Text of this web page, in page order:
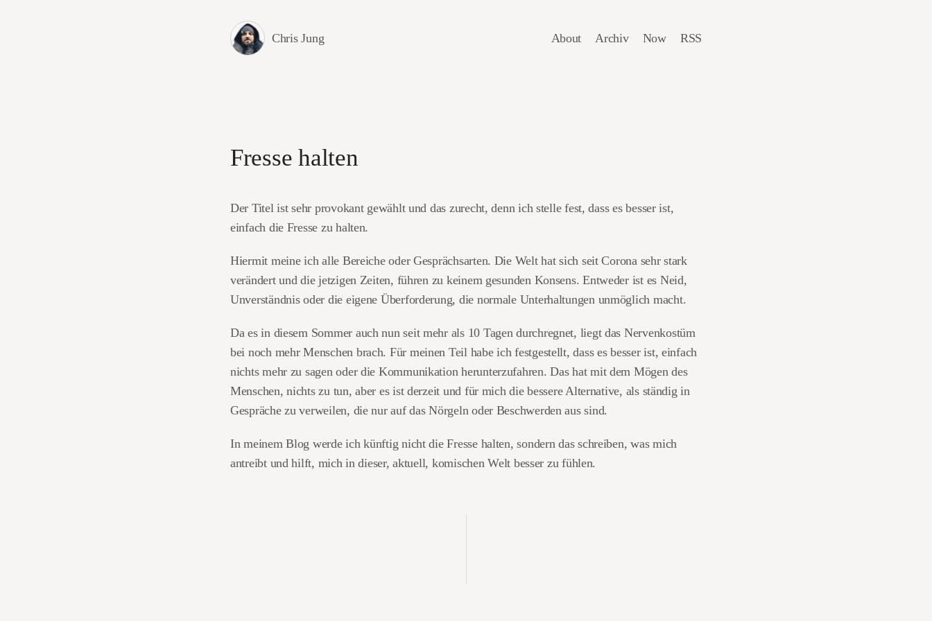
Chris Jung About Archiv Now RSS
Fresse halten
Der Titel ist sehr provokant gewählt und das zurecht, denn ich stelle fest, dass es besser ist,
einfach die Fresse zu halten.
Hiermit meine ich alle Bereiche oder Gesprächsarten. Die Welt hat sich seit Corona sehr stark
verändert und die jetzigen Zeiten, führen zu keinem gesunden Konsens. Entweder ist es Neid,
Unverständnis oder die eigene Überforderung, die normale Unterhaltungen unmöglich macht.
Da es in diesem Sommer auch nun seit mehr als 10 Tagen durchregnet, liegt das Nervenkostüm
bei noch mehr Menschen brach. Für meinen Teil habe ich festgestellt, dass es besser ist, einfach
nichts mehr zu sagen oder die Kommunikation herunterzufahren. Das hat mit dem Mögen des
Menschen, nichts zu tun, aber es ist derzeit und für mich die bessere Alternative, als ständig in
Gespräche zu verweilen, die nur auf das Nörgeln oder Beschwerden aus sind.
In meinem Blog werde ich künftig nicht die Fresse halten, sondern das schreiben, was mich
antreibt und hilft, mich in dieser, aktuell, komischen Welt besser zu fühlen.